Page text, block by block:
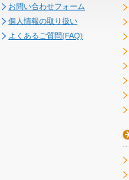
お問い合わせフォーム
個人情報の取り扱い
よくあるご質問(FAQ)